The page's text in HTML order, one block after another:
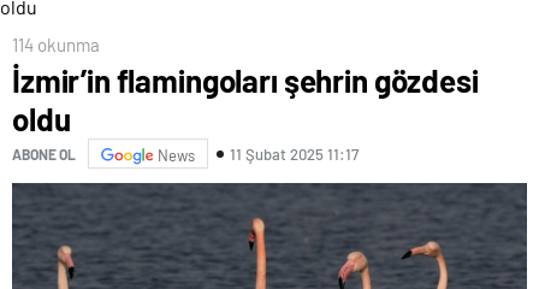
114 okunma
İzmir’in flamingoları şehrin gözdesi
oldu
ABONE OL News 11 Şubat 2025 11:17